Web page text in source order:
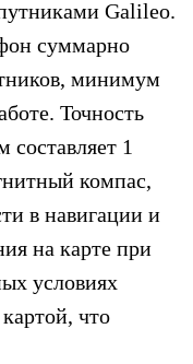
Galileo.
суммарно
минимум
Точность
1
компас,
в навигации и
на карте при
условиях
что